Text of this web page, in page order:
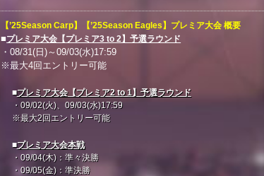
【’25Season Carp】【’25Season Eagles】プレミア大会 概要
■プレミア大会【プレミア3 to 2】予選ラウンド
・08/31(日)～09/03(水)17:59
※最大4回エントリー可能
■プレミア大会【プレミア2 to 1】予選ラウンド
・09/02(火)、09/03(水)17:59
※最大2回エントリー可能
■プレミア大会本戦
・09/04(木)：準々決勝
・09/05(金)：準決勝